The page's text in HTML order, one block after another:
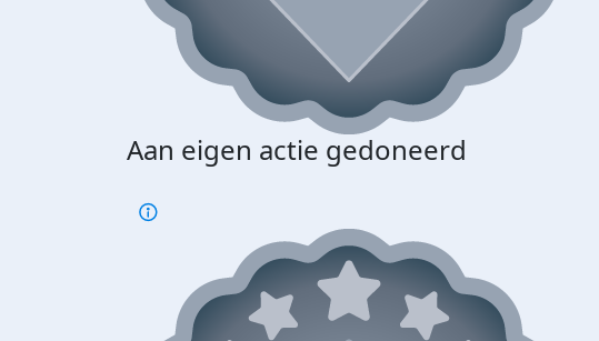
Aan eigen actie gedoneerd